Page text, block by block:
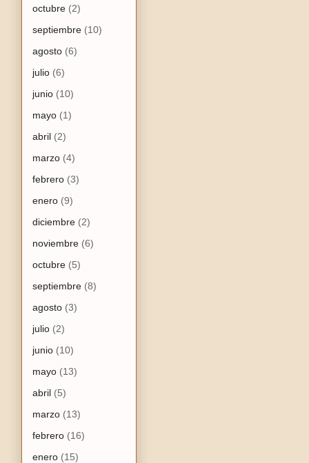
octubre (2)
septiembre (10)
agosto (6)
julio (6)
junio (10)
mayo (1)
abril (2)
marzo (4)
febrero (3)
enero (9)
diciembre (2)
noviembre (6)
octubre (5)
septiembre (8)
agosto (3)
julio (2)
junio (10)
mayo (13)
abril (5)
marzo (13)
febrero (16)
enero (15)